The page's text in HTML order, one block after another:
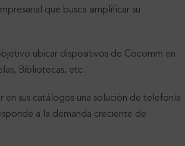
que busca simplificar su
ubicar dispositivos de Cocomm en
Bibliotecas, etc.
sus catálogos una solución de telefonía
a la demanda creciente de